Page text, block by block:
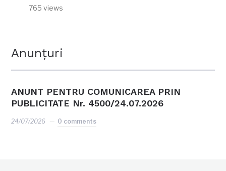
765 views
Anunțuri
ANUNT PENTRU COMUNICAREA PRIN
PUBLICITATE Nr. 4500/24.07.2026
24/07/2026 0 comments